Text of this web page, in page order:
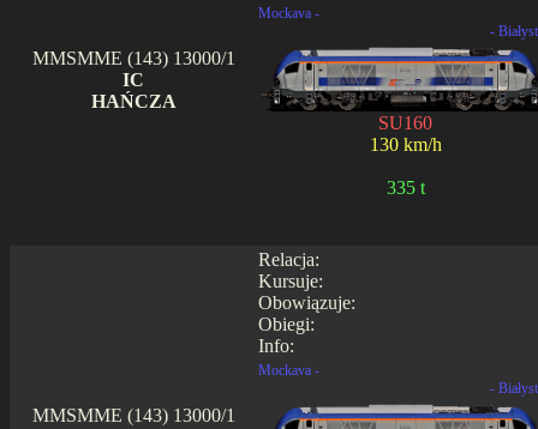
MMSMME (143) 13000/1
IC
HAŃCZA
Mockava -
-
SU160
130 km/h
335 t
Relacja:
Kursuje:
Obowiązuje:
Obiegi:
Info:
MMSMME (143) 13000/1
Mockava -
-